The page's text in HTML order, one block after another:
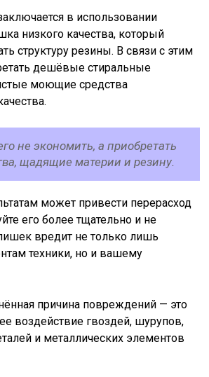
в использовании
низкого качества, который
структуру резины. В связи с этим
дешёвые стиральные
моющие средства
не экономить, а приобретать
щадящие материи и резину.
может привести перерасход
его более тщательно и не
вредит не только лишь
техники, но и вашему
причина повреждений — это
воздействие гвоздей, шурупов,
и металлических элементов